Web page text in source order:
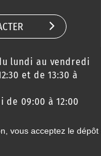
lundi au vendredi
et de 13:30 à
de 09:00 à 12:00
© 2020 Ville de
vous acceptez le